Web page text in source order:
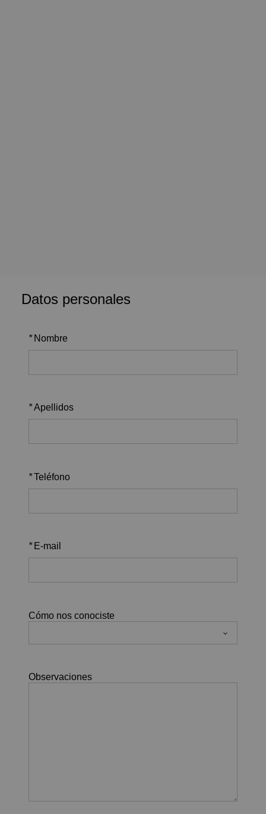
Datos personales
* Nombre
*Apellidos
*Teléfono
* E-mail
Cómo nos conociste
Observaciones